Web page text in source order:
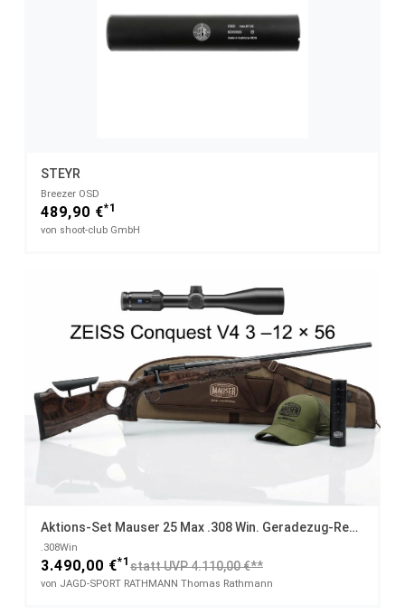
STEYR
Breezer OSD
489,90 €*1
von shoot-club GmbH
Aktions-Set Mauser 25 Max .308 Win. Geradezug-Repetierer Mit ZEISS V4 3 - 12 X 56 + Schalldämpfer, Futteral & Cap
.308Win
3.490,00 €*1 statt UVP 4.110,00 €**
von JAGD-SPORT RATHMANN Thomas Rathmann